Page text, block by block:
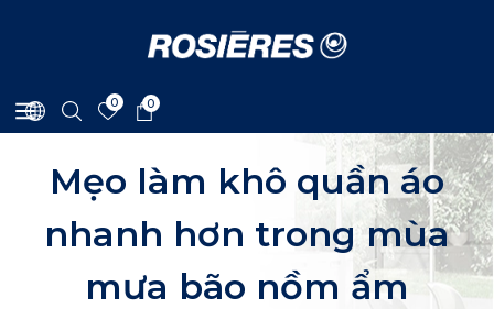
0 0
Mẹo làm khô quần áo
nhanh hơn trong mùa
mưa bão nồm ẩm